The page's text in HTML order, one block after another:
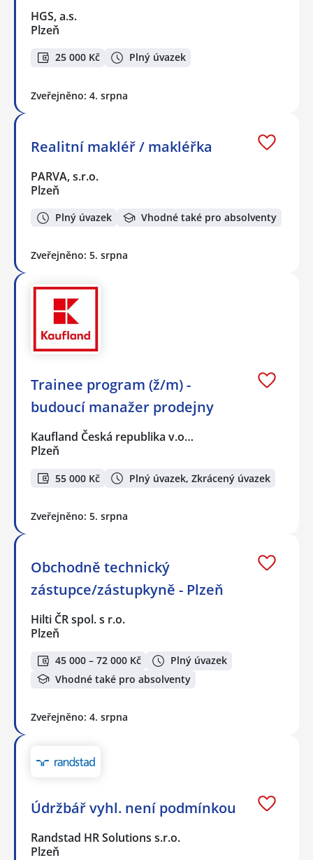
HGS, a.s.
Plzeň
25 000 Kč Plný úvazek
Zveřejněno: 4. srpna
Realitní makléř / makléřka
PARVA, s.r.o.
Plzeň
Plný úvazek Vhodné také pro absolventy
Zveřejněno: 5. srpna
Trainee program (ž/m) -
budoucí manažer prodejny
Kaufland Česká republika v.o…
Plzeň
55 000 Kč Plný úvazek, Zkrácený úvazek
Zveřejněno: 5. srpna
Obchodně technický
zástupce/zástupkyně - Plzeň
Hilti ČR spol. s r.o.
Plzeň
45 000 – 72 000 Kč
Plný úvazek
Vhodné také pro absolventy
Zveřejněno: 4. srpna
Údržbář vyhl. není podmínkou
Randstad HR Solutions s.r.o.
Plzeň